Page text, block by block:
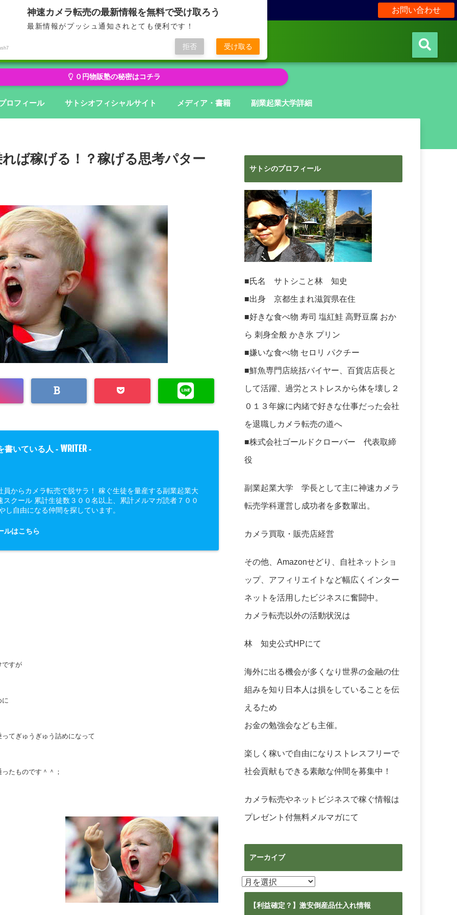
お問い合わせ
せどり・転売から物販にステージアップ
在庫から億を狙う０円物販
０円物販塾の秘密はコチラ
ロフィール サトシオフィシャルサイト メディア・書籍 副業起業大学詳細
ば稼げる！？稼げる思考パター
書いている人 - WRITER -
員からカメラ転売で脱サラ！ 稼ぐ生徒を量産する副業起業大
スクール 累計生徒数３００名以上、累計メルマガ読者７００
し自由になる仲間を探しています。
ルはこちら
ですが
に
てぎゅうぎゅう詰めになって
たものです＾＾；
サトシのプロフィール
■氏名 サトシこと林 知史
■出身 京都生まれ滋賀県在住
■好きな食べ物 寿司 塩紅鮭 高野豆腐 おか
ら 刺身全般 かき氷 プリン
■嫌いな食べ物 セロリ パクチー
■鮮魚専門店統括バイヤー、百貨店店長と
して活躍、過労とストレスから体を壊し２
０１３年嫁に内緒で好きな仕事だった会社
を退職しカメラ転売の道へ
■株式会社ゴールドクローバー 代表取締
役
副業起業大学 学長として主に神速カメラ
転売学科運営し成功者を多数輩出。
カメラ買取・販売店経営
その他、Amazonせどり、自社ネットショ
ップ、アフィリエイトなど幅広くインター
ネットを活用したビジネスに奮闘中。
カメラ転売以外の活動状況は
林 知史公式HPにて
海外に出る機会が多くなり世界の金融の仕
組みを知り日本人は損をしていることを伝
えるため
お金の勉強会なども主催。
楽しく稼いで自由になりストレスフリーで
社会貢献もできる素敵な仲間を募集中！
カメラ転売やネットビジネスで稼ぐ情報は
プレゼント付無料メルマガにて
アーカイブ
ア
ー
【利益確定？】激安倒産品仕入れ情報
神速カメラ転売の最新情報を無料で受け取ろう
最新情報がプッシュ通知されとても便利です！
拒否 受け取る